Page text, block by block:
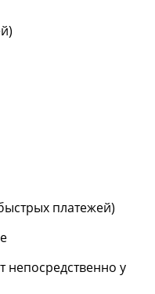
платежей)
непосредственно у